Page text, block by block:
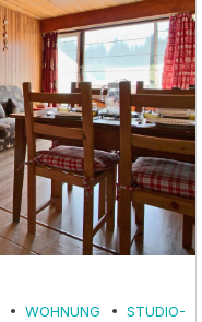
WOHNUNG
STUDIO-